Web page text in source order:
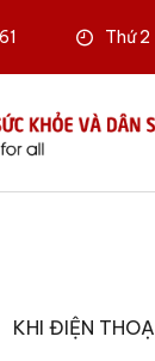
Thứ
KHI ĐIỆN